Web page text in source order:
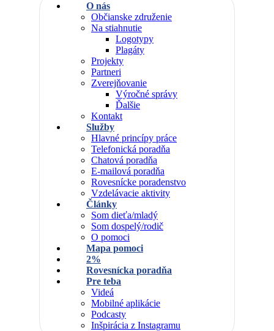
O nás
Občianske združenie
Na stiahnutie
Logotypy
Plagáty
Projekty
Partneri
Zverejňovanie
Výročné správy
Ďalšie
Kontakt
Služby
Hlavné princípy práce
Telefonická poradňa
Chatová poradňa
E-mailová poradňa
Rovesnícke poradenstvo
Vzdelávacie aktivity
Články
Som dieťa/mladý
Som dospelý/rodič
O pomoci
Mapa pomoci
2%
Rovesnícka poradňa
Pre teba
Videá
Mobilné aplikácie
Podcasty
Inšpirácia z Instagramu